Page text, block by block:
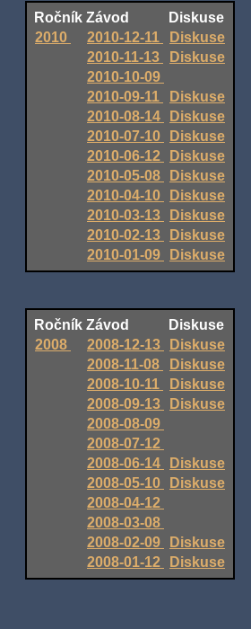
Ročník Závod
Diskuse
2010
2010-12-11
Diskuse
2010-11-13
Diskuse
2010-10-09
2010-09-11
Diskuse
2010-08-14
Diskuse
2010-07-10
Diskuse
2010-06-12
Diskuse
2010-05-08
Diskuse
2010-04-10
Diskuse
2010-03-13
Diskuse
2010-02-13
Diskuse
2010-01-09
Diskuse
Ročník Závod
Diskuse
2008
2008-12-13
Diskuse
2008-11-08
Diskuse
2008-10-11
Diskuse
2008-09-13
Diskuse
2008-08-09
2008-07-12
2008-06-14
Diskuse
2008-05-10
Diskuse
2008-04-12
2008-03-08
2008-02-09
Diskuse
2008-01-12
Diskuse